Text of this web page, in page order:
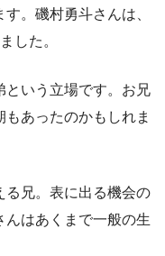
。磯村勇斗さんは、
した。
という立場です。お兄
あったのかもしれま
る兄。表に出る機会の
んはあくまで一般の生